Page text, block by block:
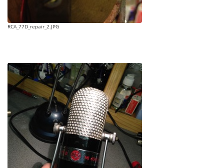
RCA_77D_repair_2.JPG